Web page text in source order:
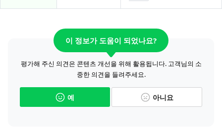
이 정보가 도움이 되었나요?
평가해 주신 의견은 콘텐츠 개선을 위해 활용됩니다. 고객님의 소
중한 의견을 들려주세요.
예 아니요